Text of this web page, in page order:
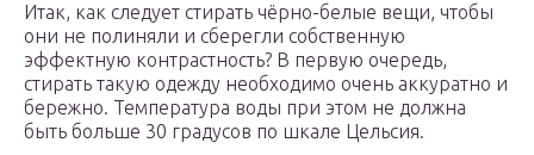
Итак, как следует стирать чёрно-белые вещи, чтобы
они не полиняли и сберегли собственную
эффектную контрастность? В первую очередь,
стирать такую одежду необходимо очень аккуратно и
бережно. Температура воды при этом не должна
быть больше 30 градусов по шкале Цельсия.